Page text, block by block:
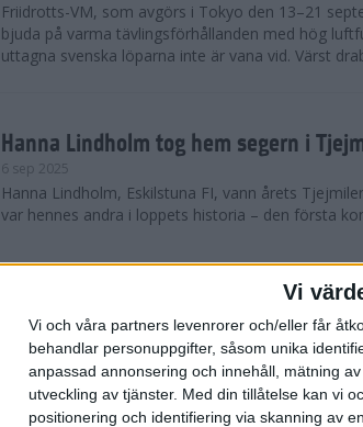
Vi
Vi och våra partners levenrorer och/eller får
behandlar personuppgifter, såsom unika
anpassad annonsering och innehåll, mätning
utveckling av tjänster. Med din tillåtelse kan vi
positionering och identifiering via skanning av
Friidrotts-VM, som avgörs i Tokyo den 13–21
bjuda på varma tävlingsförhållanden med hög
uttagna svenska löparna inte är vana vid. Värst
Hanna Lindholm tog hem segern i
6 sep 2025
Hanna Lindholm, Eskilstuna FI, vann årets
var hennes andra i loppets historia – den första
Snabbaste segertiden på 12 år i
Stockholm Halvmaraton
30 aug 2025
Ett slutsålt och rekordstort adidas Stockholm
nästintill perfekt löparväder. 18 grader, mulet och
var 19,866 löpare anmälda, varav 15,807 kom till